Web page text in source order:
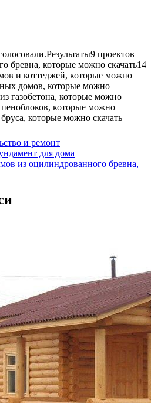
9 проектов
бревна, которые можно скачать14
и коттеджей, которые можно
домов, которые можно
газобетона, которые можно
которые можно
которые можно скачать
и ремонт
для дома
из оцилиндрованного бревна,